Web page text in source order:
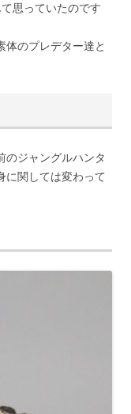
思っていたのです
体のプレデター達と
のジャングルハンタ
に関しては変わって